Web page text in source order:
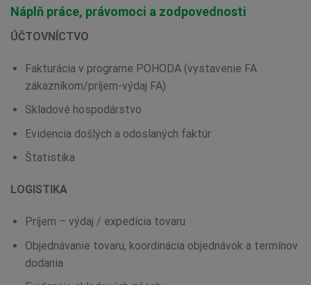
Náplň práce, právomoci a zodpovednosti
ÚČTOVNÍCTVO
Fakturácia v programe POHODA (vystavenie FA
zákazníkom/príjem-výdaj FA)
Skladové hospodárstvo
Evidencia došlých a odoslaných faktúr
Štatistika
LOGISTIKA
Príjem – výdaj / expedícia tovaru
Objednávanie tovaru, koordinácia objednávok a termínov
dodania